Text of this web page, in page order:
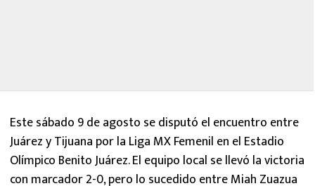
Este sábado 9 de agosto se disputó el encuentro entre
Juárez y Tijuana por la Liga MX Femenil en el Estadio
Olímpico Benito Juárez. El equipo local se llevó la victoria
con marcador 2-0, pero lo sucedido entre Miah Zuazua